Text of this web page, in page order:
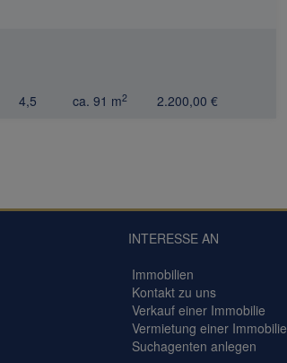
4,5 ca. 91 m2 2.200,00 €
INTERESSE AN
Immobilien
Kontakt zu uns
Verkauf einer Immobilie
Vermietung einer Immobilie
Suchagenten anlegen